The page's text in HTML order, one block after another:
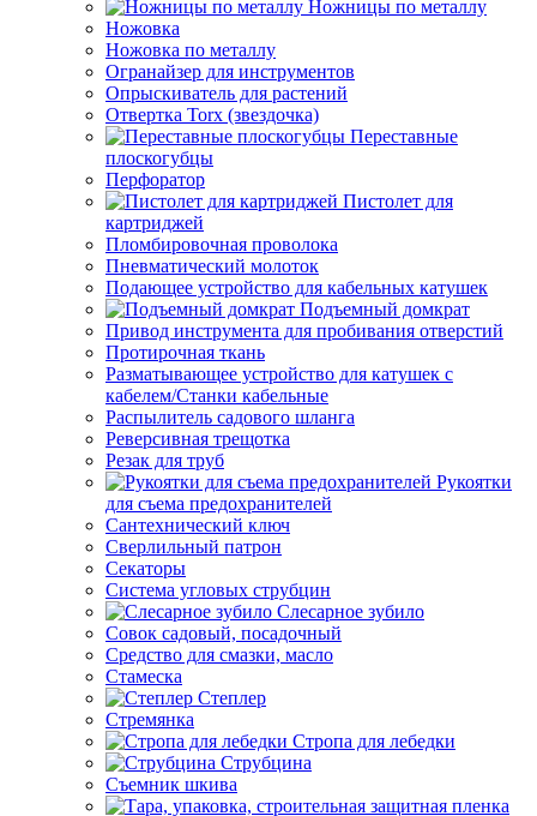
Ножницы по металлу
Ножовка
Ножовка по металлу
Огранайзер для инструментов
Опрыскиватель для растений
Отвертка Torx (звездочка)
Переставные
плоскогубцы
Перфоратор
Пистолет для
картриджей
Пломбировочная проволока
Пневматический молоток
Подающее устройство для кабельных катушек
Подъемный домкрат
Привод инструмента для пробивания отверстий
Протирочная ткань
Разматывающее устройство для катушек с
кабелем/Станки кабельные
Распылитель садового шланга
Реверсивная трещотка
Резак для труб
Рукоятки
для съема предохранителей
Сантехнический ключ
Сверлильный патрон
Секаторы
Система угловых струбцин
Слесарное зубило
Совок садовый, посадочный
Средство для смазки, масло
Стамеска
Степлер
Стремянка
Стропа для лебедки
Струбцина
Съемник шкива